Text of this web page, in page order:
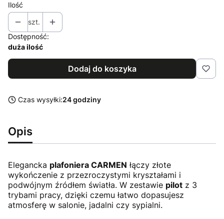
Ilość
szt.
Dostępność:
duża ilość
Dodaj do koszyka
Czas wysyłki:24 godziny
Opis
Elegancka plafoniera CARMEN łączy złote
wykończenie z przezroczystymi kryształami i
podwójnym źródłem światła. W zestawie pilot z 3
trybami pracy, dzięki czemu łatwo dopasujesz
atmosferę w salonie, jadalni czy sypialni.